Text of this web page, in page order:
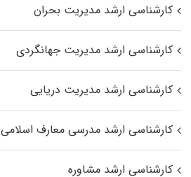
کارشناسی ارشد مدیریت بحران
کارشناسی ارشد مدیریت جهانگردی
کارشناسی ارشد مدیریت دریایی
کارشناسی ارشد مدرسی معارف اسلامی
کارشناسی ارشد مشاوره